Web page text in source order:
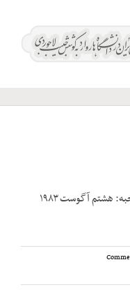
روایت کننده: آقای هلاکو رامبد تاریخ مصاحبه: هشتم آگوست ۱۹۸۳